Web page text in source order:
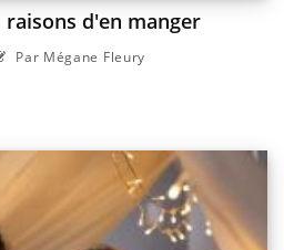
raisons d'en manger
Par Mégane Fleury